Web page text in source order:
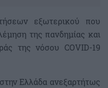
εξωτερικού που
της πανδημίας και
της νόσου COVID-19
Ελλάδα ανεξαρτήτως